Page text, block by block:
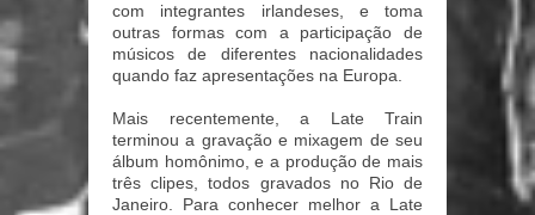
com integrantes irlandeses, e toma
outras formas com a participação de
músicos de diferentes nacionalidades
quando faz apresentações na Europa.
Mais recentemente, a Late Train
terminou a gravação e mixagem de seu
álbum homônimo, e a produção de mais
três clipes, todos gravados no Rio de
Janeiro.
Para conhecer melhor a Late